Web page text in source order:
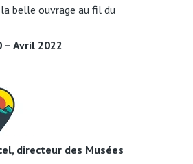
belle ouvrage au fil du
– Avril 2022
directeur des Musées